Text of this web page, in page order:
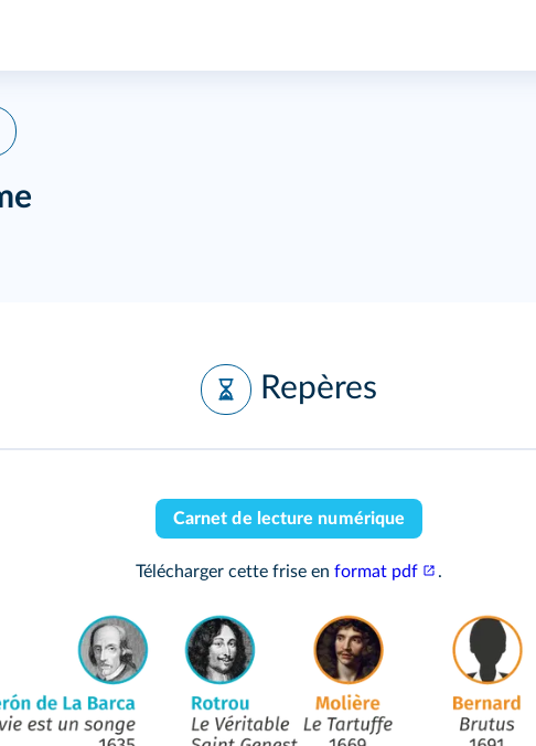
Repères
Carnet de lecture numérique
Télécharger cette frise en format pdf .
Frise
1635